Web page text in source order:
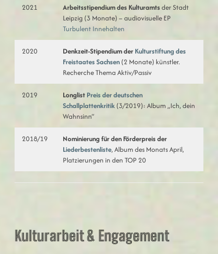
2021 Arbeitsstipendium des Kulturamtsder Stadt
Leipzig (3 Monate) – audiovisuelle EP
Turbulent Innehalten
2020 Denkzeit-Stipendium der Kulturstiftung des
Freistaates Sachsen (2 Monate) künstler.
Recherche Thema Aktiv/Passiv
2019 Longlist Preis der deutschen
Schallplattenkritik (3/2019): Album „Ich, dein
Wahnsinn“
2018/19
Nominierung für den Förderpreis der
Liederbestenliste, Album des Monats April,
Platzierungen in den TOP 20
Kulturarbeit & Engagement